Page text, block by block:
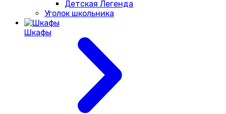
Детская Легенда
Уголок школьника
Шкафы